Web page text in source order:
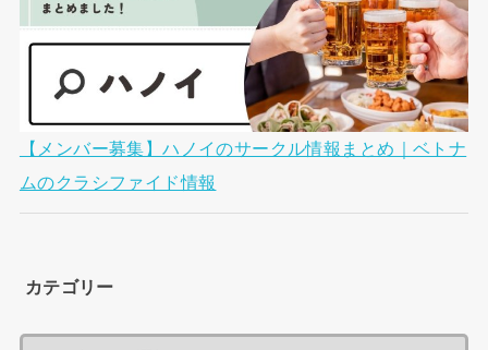
【メンバー募集】ハノイのサークル情報まとめ｜ベトナ
ムのクラシファイド情報
カテゴリー